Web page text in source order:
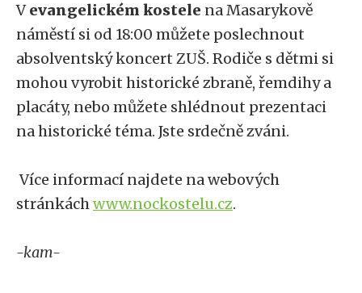
Vevangelickém kostele na Masarykově
náměstí si od 18:00 můžete poslechnout
absolventský koncert ZUŠ. Rodiče s dětmi si
mohou vyrobit historické zbraně, řemdihy a
placáty, nebo můžete shlédnout prezentaci
na historické téma. Jste srdečně zváni.
Více informací najdete na webových
stránkáchwww.nockostelu.cz.
-kam-